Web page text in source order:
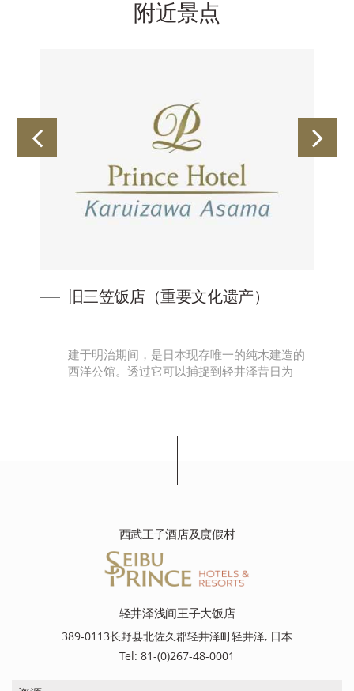
附近景点
旧三笠饭店（重要文化遗产）
建于明治期间，是日本现存唯一的纯木建造的
西洋公馆。透过它可以捕捉到轻井泽昔日为
西武王子酒店及度假村
轻井泽浅间王子大饭店
389-0113长野县北佐久郡轻井泽町轻井泽, 日本
Tel: 81-(0)267-48-0001